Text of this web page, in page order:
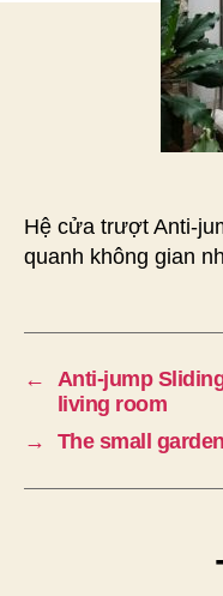
Hệ cửa trượt Anti-
quanh không gian
←
Anti-jump
living room
→
The small garden